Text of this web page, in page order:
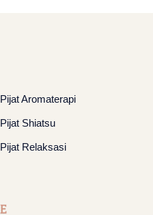
Pijat Aromaterapi
Pijat Shiatsu
Pijat Relaksasi